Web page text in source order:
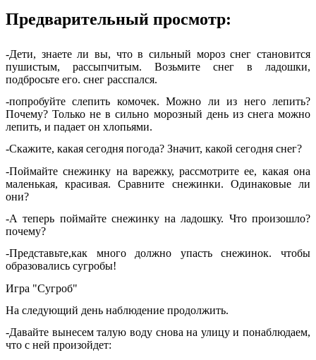
Предварительный просмотр:
-Дети, знаете ли вы, что в сильный мороз снег становится
пушистым, рассыпчитым. Возьмите снег в ладошки,
подбросьте его. снег расспался.
-попробуйте слепить комочек. Можно ли из него лепить?
Почему? Только не в сильно морозный день из снега можно
лепить, и падает он хлопьями.
-Скажите, какая сегодня погода? Значит, какой сегодня снег?
-Поймайте снежинку на варежку, рассмотрите ее, какая она
маленькая, красивая. Сравните снежинки. Одинаковые ли
они?
-А теперь поймайте снежинку на ладошку. Что произошло?
почему?
-Представьте,как много должно упасть снежинок. чтобы
образовались сугробы!
Игра "Сугроб"
На следующий день наблюдение продолжить.
-Давайте вынесем талую воду снова на улицу и понаблюдаем,
что с ней произойдет: